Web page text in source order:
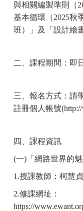
與相關編製準則（
基本循環（2025秋
班）」及「設計繪
二、課程期間：即
三、報名方式：請
註冊個人帳號(
四、課程資訊
(一)「網路世界的魅
1.授課教師：柯慧
2.修課網址：
https://